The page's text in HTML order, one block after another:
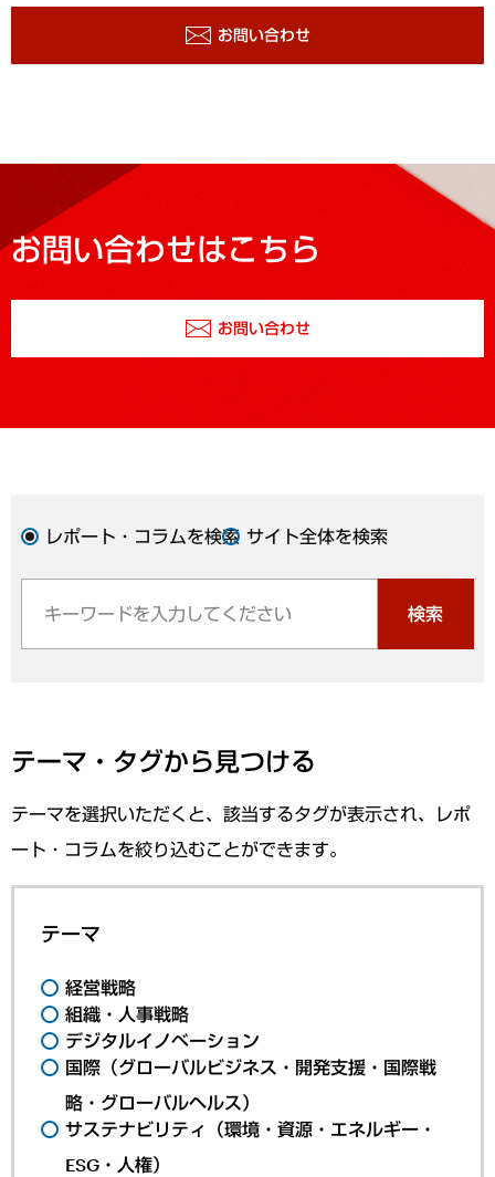
お問い合わせ
お問い合わせはこちら
お問い合わせ
レポート・コラムを検索 サイト全体を検索
検索
テーマ・タグから見つける
テーマを選択いただくと、該当するタグが表示され、レポ
ート・コラムを絞り込むことができます。
テーマ
経営戦略
組織・人事戦略
デジタルイノベーション
国際（グローバルビジネス・開発支援・国際戦
略・グローバルヘルス）
サステナビリティ（環境・資源・エネルギー・
ESG・人権）